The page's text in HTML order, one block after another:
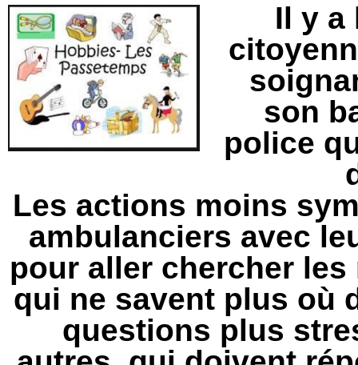
Il y a
son
police
Les actions moins
ambulanciers avec
pour aller chercher
qui ne savent plus où
questions plus